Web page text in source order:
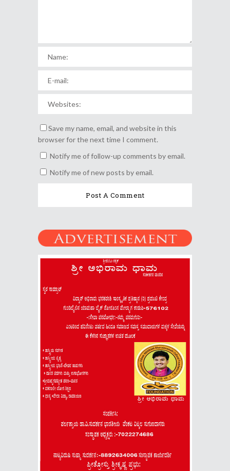
Save my name, email, and website in this
browser for the next time I comment.
Notify me of follow-up comments by email.
Notify me of new posts by email.